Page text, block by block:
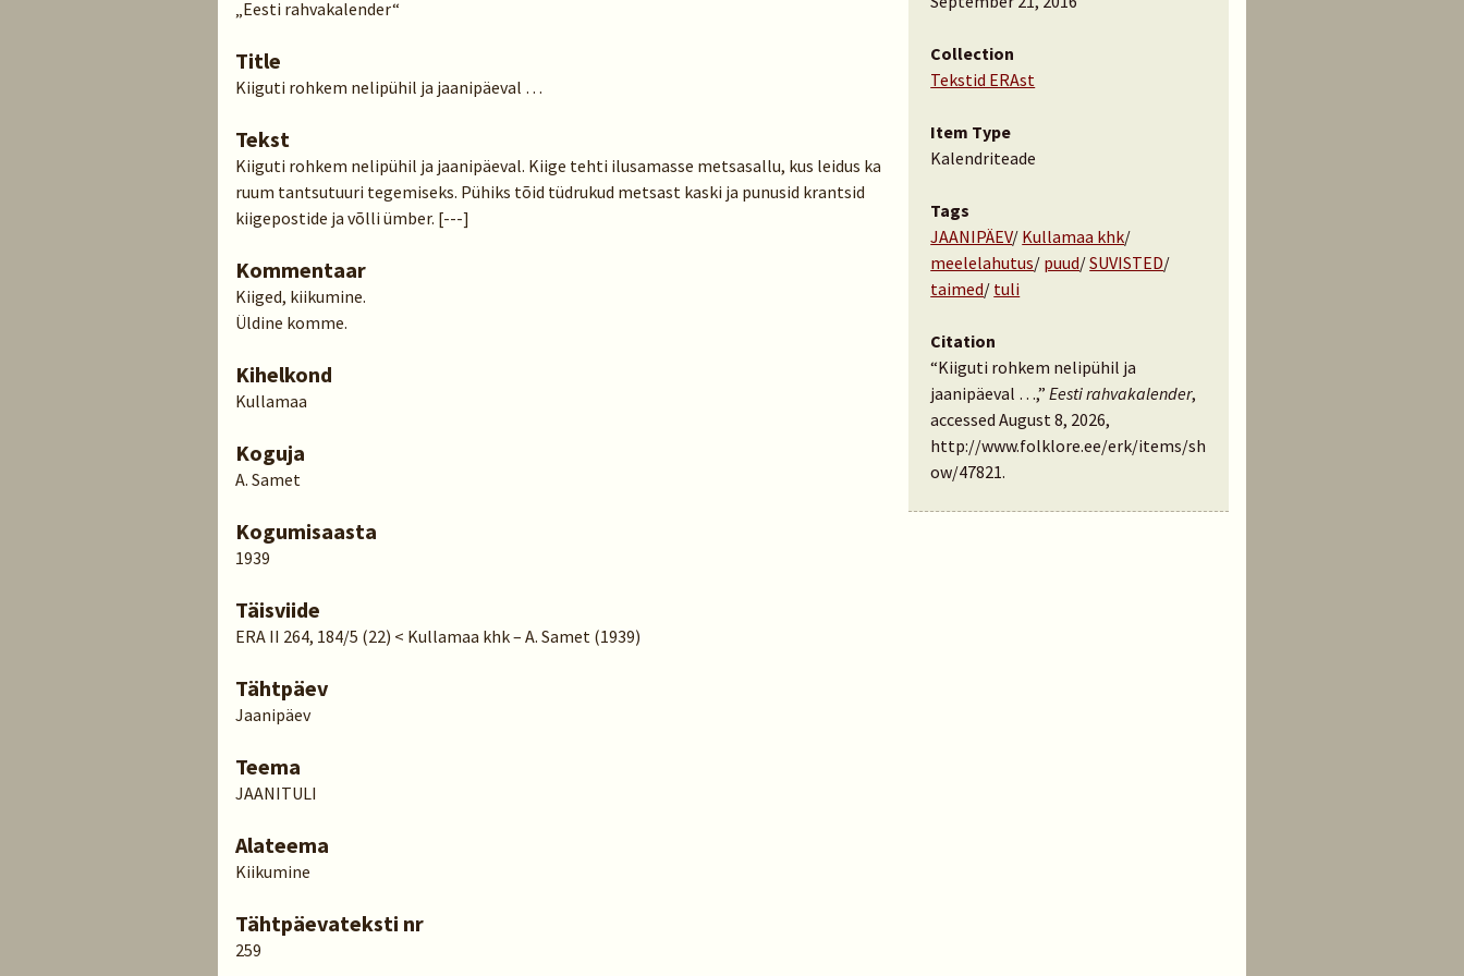
„Eesti rahvakalender“
Title
Kiiguti rohkem nelipühil ja jaanipäeval …
Tekst
Kiiguti rohkem nelipühil ja jaanipäeval. Kiige tehti ilusamasse metsasallu, kus leidus ka
ruum tantsutuuri tegemiseks. Pühiks tõid tüdrukud metsast kaski ja punusid krantsid
kiigepostide ja võlli ümber. [---]
Kommentaar
Kiiged, kiikumine.
Üldine komme.
Kihelkond
Kullamaa
Koguja
A. Samet
Kogumisaasta
1939
Täisviide
ERA II 264, 184/5 (22) < Kullamaa khk – A. Samet (1939)
Tähtpäev
Jaanipäev
Teema
JAANITULI
Alateema
Kiikumine
Tähtpäevateksti nr
259
Collection
Tekstid ERAst
Item Type
Kalendriteade
Tags
JAANIPÄEV/ Kullamaa khk/
meelelahutus/ puud/SUVISTED/
taimed/ tuli
Citation
“Kiiguti rohkem nelipühil ja
jaanipäeval …,”Eesti rahvakalender,
accessed August 8, 2026,
http://www.folklore.ee/erk/items/sh
ow/47821.